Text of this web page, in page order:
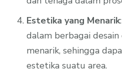
Estetika yang Menarik
dalam berbagai
menarik, sehingga
estetika suatu area.